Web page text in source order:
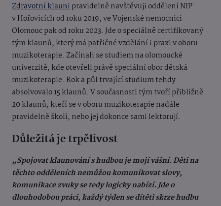
Zdravotní klaunipravidelně navštěvuji oddělení NIP
v Hořovicích od roku 2019, ve Vojenské nemocnici
Olomouc pak od roku 2023. Jde o speciálně certifikovaný
tým klaunů, který má patřičné vzdělání i praxi v oboru
muzikoterapie. Začínali se studiem na olomoucké
univerzitě, kde otevřeli právě speciální obor dětská
muzikoterapie. Rok a půl trvající studium tehdy
absolvovalo 15 klaunů. V současnosti tým tvoří přibližně
20 klaunů, kteří se v oboru muzikoterapie nadále
pravidelně školí, nebo jej dokonce sami lektorují.
Důležitá je trpělivost
„Spojovat klaunování s hudbou je mojí vášní. Děti na
těchto odděleních nemůžou komunikovat slovy,
komunikace zvuky se tedy logicky nabízí. Jde o
dlouhodobou práci, každý týden se dítěti skrze hudbu